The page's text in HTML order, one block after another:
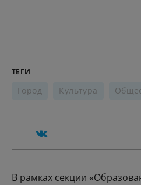
ТЕГИ
Город Культура
В рамках секции